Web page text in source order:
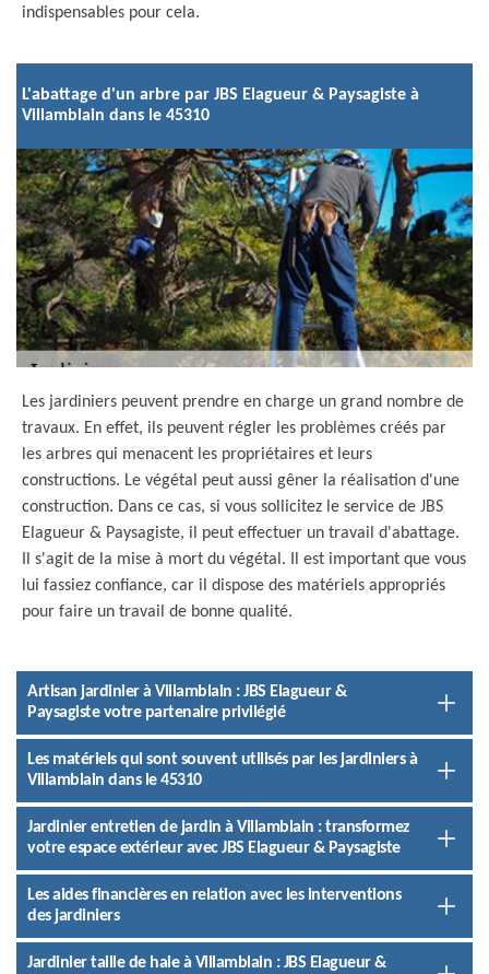
indispensables pour cela.
L'abattage d'un arbre par JBS Elagueur & Paysagiste à
Villamblain dans le 45310
Les jardiniers peuvent prendre en charge un grand nombre de
travaux. En effet, ils peuvent régler les problèmes créés par
les arbres qui menacent les propriétaires et leurs
constructions. Le végétal peut aussi gêner la réalisation d'une
construction. Dans ce cas, si vous sollicitez le service de JBS
Elagueur & Paysagiste, il peut effectuer un travail d'abattage.
Il s'agit de la mise à mort du végétal. Il est important que vous
lui fassiez confiance, car il dispose des matériels appropriés
pour faire un travail de bonne qualité.
Artisan jardinier à Villamblain : JBS Elagueur &
Paysagiste votre partenaire privilégié
Les matériels qui sont souvent utilisés par les jardiniers à
Villamblain dans le 45310
Jardinier entretien de jardin à Villamblain : transformez
votre espace extérieur avec JBS Elagueur & Paysagiste
Les aides financières en relation avec les interventions
des jardiniers
Jardinier taille de haie à Villamblain : JBS Elagueur &